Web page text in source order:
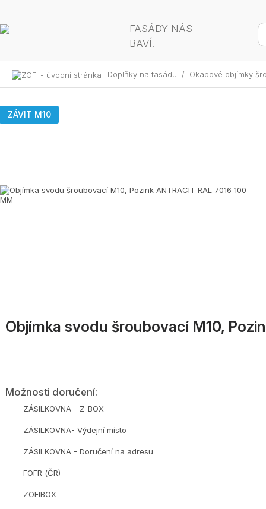
FASÁDY NÁS
BAVÍ!
Doplňky na fasádu / Okapové objímky
ZÁVIT M10
Objímka svodu šroubovací M10,
Možnosti doručení:
ZÁSILKOVNA - Z-BOX
ZÁSILKOVNA- Výdejní místo
ZÁSILKOVNA - Doručení na adresu
FOFR (ČR)
ZOFIBOX